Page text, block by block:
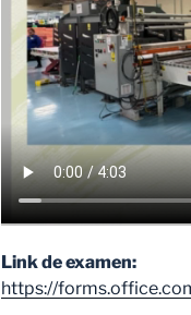
Link de examen:
https://